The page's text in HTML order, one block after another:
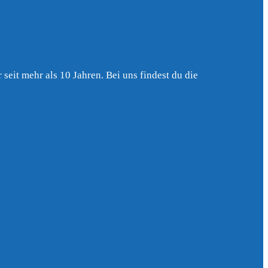
mehr als 10 Jahren. Bei uns findest du die